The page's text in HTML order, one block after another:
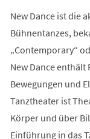
New Dance ist die
Bühnentanzes,
„Contemporary“
New Dance
Bewegungen und
Tanztheater ist
Körper und über
Einführung in das